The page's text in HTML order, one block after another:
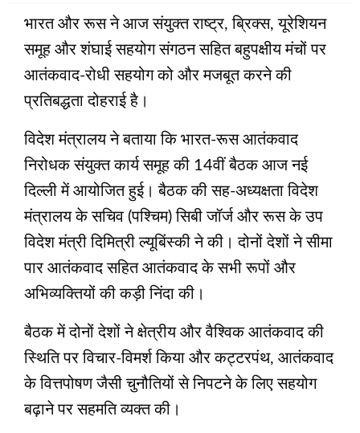
भारत और रूस ने आज संयुक्त राष्ट्र, ब्रिक्स, यूरेशियन
समूह और शंघाई सहयोग संगठन सहित बहुपक्षीय मंचों पर
आतंकवाद-रोधी सहयोग को और मजबूत करने की
प्रतिबद्धता दोहराई है।
विदेश मंत्रालय ने बताया कि भारत-रूस आतंकवाद
निरोधक संयुक्त कार्य समूह की 14वीं बैठक आज नई
दिल्ली में आयोजित हुई। बैठक की सह-अध्यक्षता विदेश
मंत्रालय के सचिव (पश्चिम) सिबी जॉर्ज और रूस के उप
विदेश मंत्री दिमित्री ल्यूबिंस्की ने की। दोनों देशों ने सीमा
पार आतंकवाद सहित आतंकवाद के सभी रूपों और
अभिव्यक्तियों की कड़ी निंदा की।
बैठक में दोनों देशों ने क्षेत्रीय और वैश्विक आतंकवाद की
स्थिति पर विचार-विमर्श किया और कट्टरपंथ, आतंकवाद
के वित्तपोषण जैसी चुनौतियों से निपटने के लिए सहयोग
बढ़ाने पर सहमति व्यक्त की।